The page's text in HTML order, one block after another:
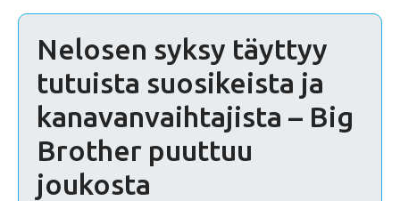
Nelosen syksy täyttyy
tutuista suosikeista ja
kanavanvaihtajista – Big
Brother puuttuu
joukosta